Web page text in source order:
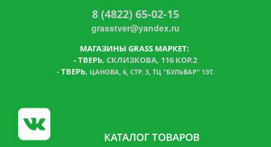
8 (4822) 65-02-15
grasstver@yandex.ru
МАГАЗИНЫ GRASS МАРКЕТ:
-ТВЕРЬ, СКЛИЗКОВА, 116 КОР.2
- ТВЕРЬ, ЦАНОВА, 6, СТР. 3, ТЦ "БУЛЬВАР" 1ЭТ.
КАТАЛОГ ТОВАРОВ